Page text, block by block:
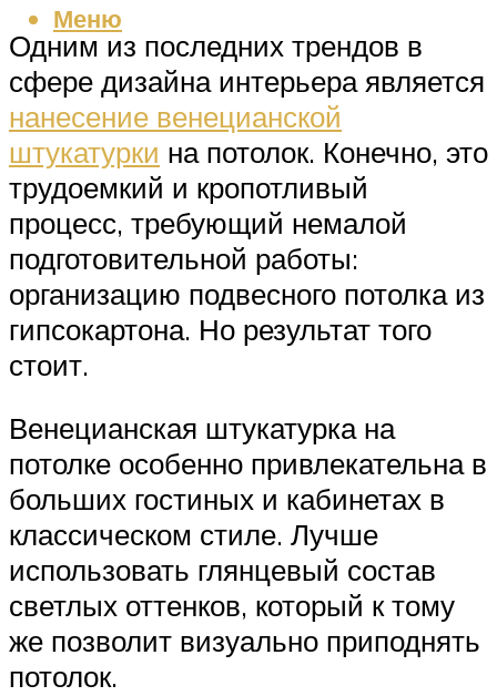
Меню
Одним из последних трендов в
сфере дизайна интерьера является
нанесение венецианской
штукатурки на потолок. Конечно, это
трудоемкий и кропотливый
процесс, требующий немалой
подготовительной работы:
организацию подвесного потолка из
гипсокартона. Но результат того
стоит.
Венецианская штукатурка на
потолке особенно привлекательна в
больших гостиных и кабинетах в
классическом стиле. Лучше
использовать глянцевый состав
светлых оттенков, который к тому
же позволит визуально приподнять
потолок.